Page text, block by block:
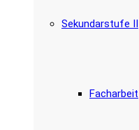
Sekundarstufe II
Facharbeit